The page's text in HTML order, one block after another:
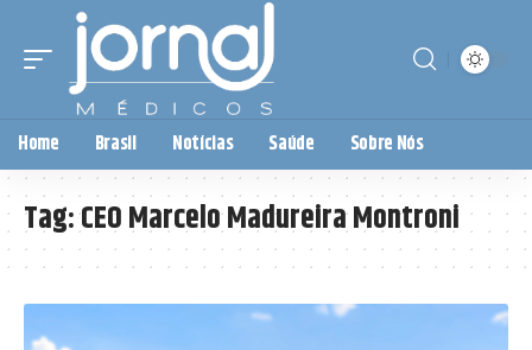
Home Brasil Notícias Saúde Sobre Nós
Tag:CEO Marcelo Madureira Montroni